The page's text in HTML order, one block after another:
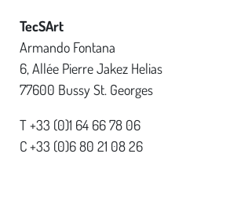
TecSArt
Armando Fontana
6, Allée Pierre Jakez Helias
77600 Bussy St. Georges
T +33 (0)1 64 66 78 06
C +33 (0)6 80 21 08 26